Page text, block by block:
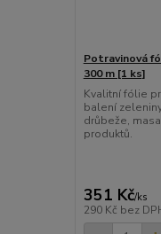
Potravinová
300 m [1 ks]
Kvalitní fólie
balení
drůbeže,
produktů.
351 Kč/ks
290 Kč bez